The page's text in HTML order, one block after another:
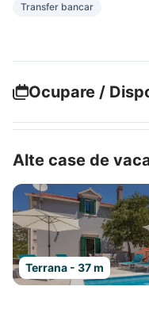
Transfer bancar
Ocupare /
Alte case de
Terrana - 37 m